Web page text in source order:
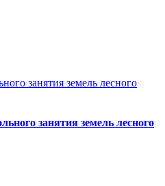
занятия земель лесного
занятия земель лесного